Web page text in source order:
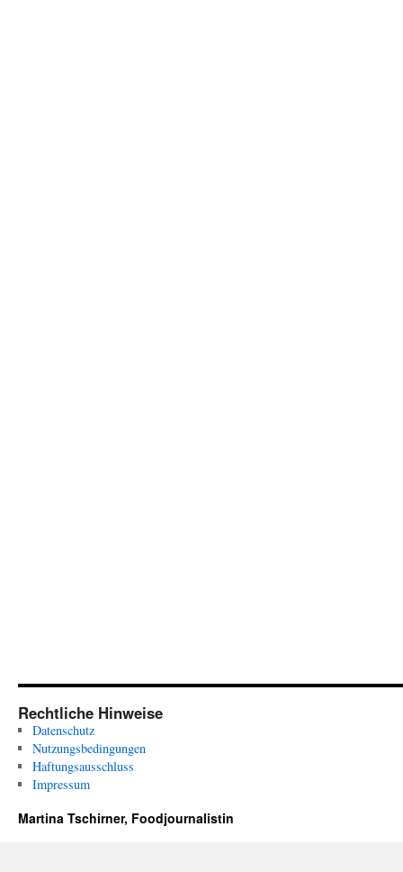
Rechtliche Hinweise
Datenschutz
Nutzungsbedingungen
Haftungsausschluss
Impressum
Martina Tschirner, Foodjournalistin